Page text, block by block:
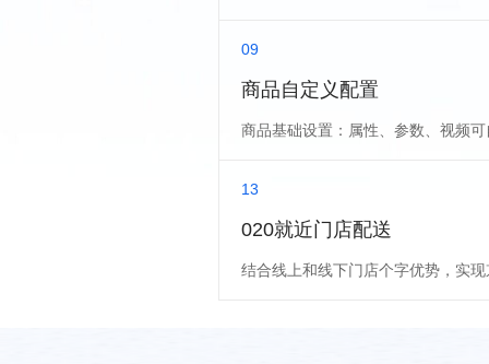
09
商品自定义配置
商品基础设置：属性、参数、视频
13
020就近门店配送
结合线上和线下门店个字优势，实现